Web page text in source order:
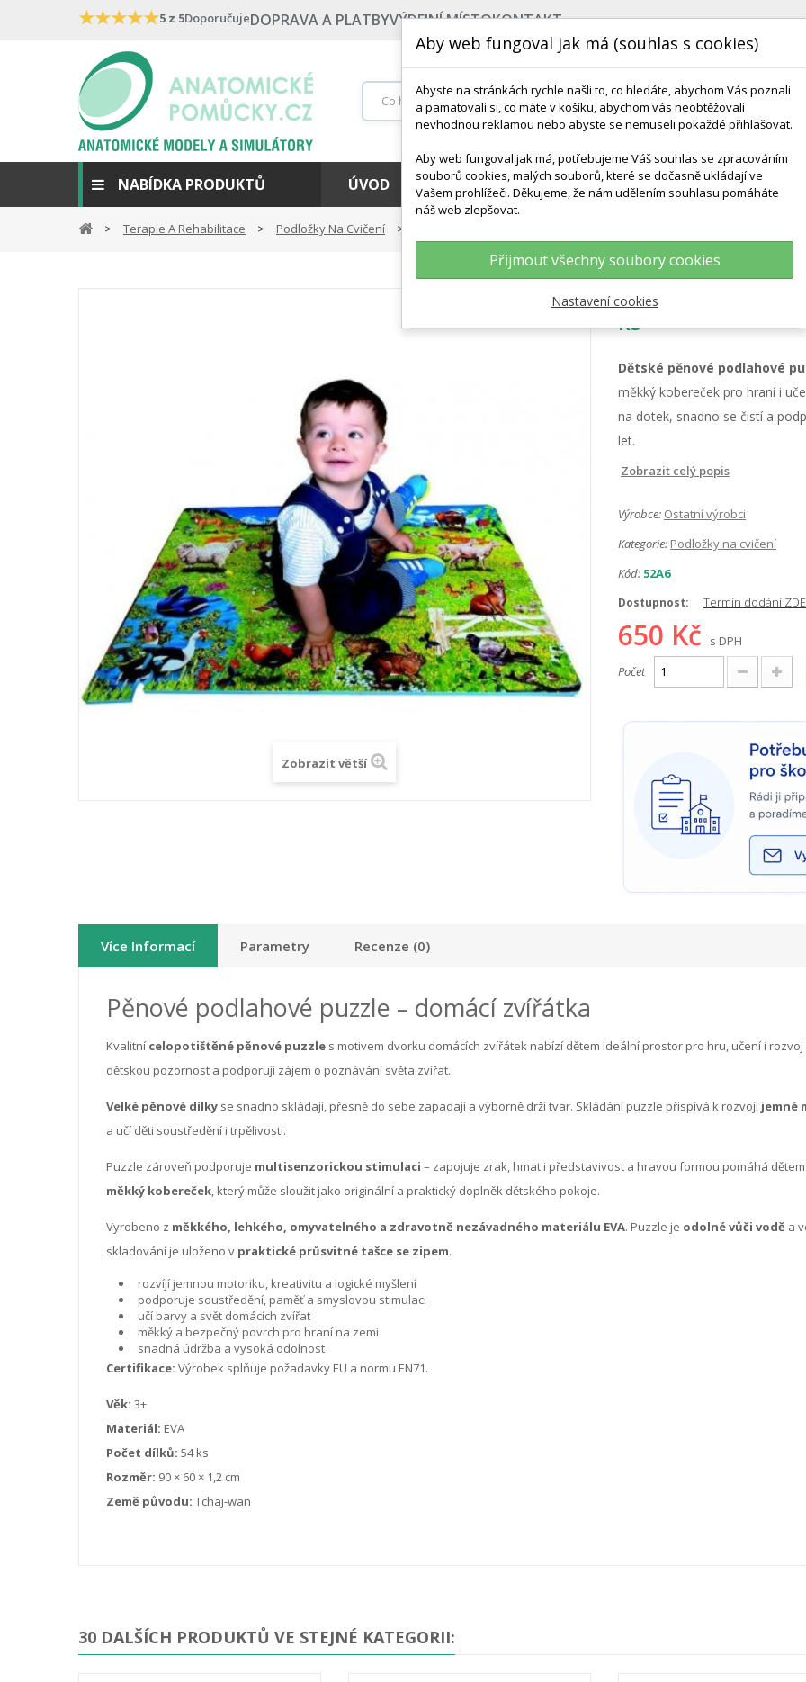
★★★★★5 z 5DoporučujeDOPRAVA A PLATBYVÝDEJNÍ MÍSTOKONTAKT
NABÍDKA PRODUKTŮ ÚVOD NEJPRODÁVANĚJŠÍ VÝCHOVA KE ZDRAVÍ
Terapie A Rehabilitace Podložky Na Cvičení
Zobrazit větší
Podlahové
ks
Dětské pěnové podlahové
měkký kobereček pro hraní i
na dotek, snadno se čistí a
let.
Zobrazit celý popis
Výrobce: Ostatní výrobci
Kategorie: Podložky na cvičení
Kód: 52A6
Dostupnost: Termín dodání ZDE
650 Kč
s DPH
Počet
Více Informací Parametry Recenze (0)
Pěnové podlahové puzzle – domácí zvířátka
Kvalitní celopotištěné pěnové puzzle s motivem dvorku domácích zvířátek nabízí dětem ideální prostor pro hru, učení i
dětskou pozornost a podporují zájem o poznávání světa zvířat.
Velké pěnové dílky se snadno skládají, přesně do sebe zapadají a výborně drží tvar. Skládání puzzle přispívá k rozvoji jemné
a učí děti soustředění i trpělivosti.
Puzzle zároveň podporuje multisenzorickou stimulaci – zapojuje zrak, hmat i představivost a hravou formou pomáhá
měkký kobereček , který může sloužit jako originální a praktický doplněk dětského pokoje.
Vyrobeno z měkkého, lehkého, omyvatelného a zdravotně nezávadného materiálu EVA. Puzzle je odolné vůči vodě a
skladování je uloženo v praktické průsvitné tašce se zipem.
rozvíjí jemnou motoriku, kreativitu a logické myšlení
podporuje soustředění, paměť a smyslovou stimulaci
učí barvy a svět domácích zvířat
měkký a bezpečný povrch pro hraní na zemi
snadná údržba a vysoká odolnost
Certifikace: Výrobek splňuje požadavky EU a normu EN71.
Věk: 3+
Materiál: EVA
Počet dílků: 54 ks
Rozměr: 90 × 60 × 1,2 cm
Země původu: Tchaj-wan
30 DALŠÍCH PRODUKTŮ VE STEJNÉ KATEGORII:
Aby web fungoval jak má (souhlas s cookies)
Abyste na stránkách rychle našli to, co hledáte, abychom Vás poznali
a pamatovali si, co máte v košíku, abychom vás neobtěžovali
nevhodnou reklamou nebo abyste se nemuseli pokaždé přihlašovat.
Aby web fungoval jak má, potřebujeme Váš souhlas se zpracováním
souborů cookies, malých souborů, které se dočasně ukládají ve
Vašem prohlížeči. Děkujeme, že nám udělením souhlasu pomáháte
náš web zlepšovat.
Přijmout všechny soubory cookies
Nastavení cookies